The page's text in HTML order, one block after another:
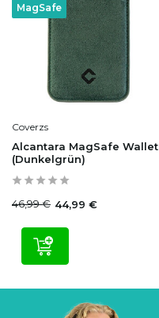
MagSafe
Coverzs
Alcantara MagSafe Wallet
(Dunkelgrün)
46,99 € 44,99 €